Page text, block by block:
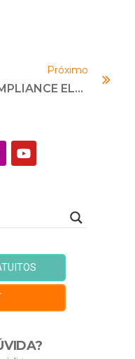
Próximo
COMPLIANCE ELEITORAL E DUE DILIGENCE